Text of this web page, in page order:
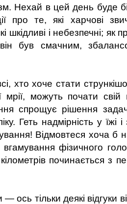
Нехай в цей день буде
про те, які харчові
шкідливі і небезпечні; як
був смачним,
хто хоче стати
мрії, можуть почати
спрощує рішення
Геть надмірність у їжі
Відмовтеся хоча б
вгамування фізичного
починається з
ось тільки деякі відгуки